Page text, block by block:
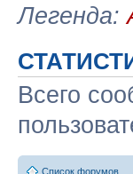
Легенда:
Всего
Список форумов